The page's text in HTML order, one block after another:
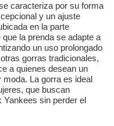
caracteriza por su forma
y un ajuste
en la parte
la prenda se adapte a
un uso prolongado
gorras tradicionales,
a quienes desean un
La gorra es ideal
que buscan
Yankees sin perder el